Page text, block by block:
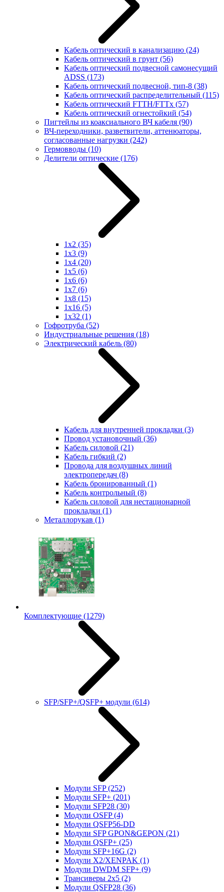
Кабель оптический в канализацию (24)
Кабель оптический в грунт (56)
Кабель оптический подвесной самонесущий
ADSS (173)
Кабель оптический подвесной, тип-8 (38)
Кабель оптический распределительный (115)
Кабель оптический FTTH/FTTx (57)
Кабель оптический огнестойкий (54)
Пигтейлы из коаксиального ВЧ кабеля (90)
ВЧ-переходники, разветвители, аттенюаторы,
согласованные нагрузки (242)
Гермовводы (10)
Делители оптические (176)
1x2 (35)
1x3 (9)
1x4 (20)
1x5 (6)
1x6 (6)
1x7 (6)
1x8 (15)
1x16 (5)
1x32 (1)
Гофротруба (52)
Индустриальные решения (18)
Электрический кабель (80)
Кабель для внутренней прокладки (3)
Провод установочный (36)
Кабель силовой (21)
Кабель гибкий (2)
Провода для воздушных линий
электропередач (8)
Кабель бронированный (1)
Кабель контрольный (8)
Кабель силовой для нестационарной
прокладки (1)
Металлорукав (1)
Комплектующие (1279)
SFP/SFP+/QSFP+ модули (614)
Модули SFP(252)
Модули SFP+ (201)
Модули SFP28 (30)
Модули OSFP(4)
Модули QSFP56-DD
Модули SFP GPON&GEPON (21)
Модули QSFP+ (25)
Модули SFP+16G (2)
Модули X2/XENPAK (1)
Модули DWDM SFP+ (9)
Трансиверы 2x5 (2)
Модули QSFP28 (36)